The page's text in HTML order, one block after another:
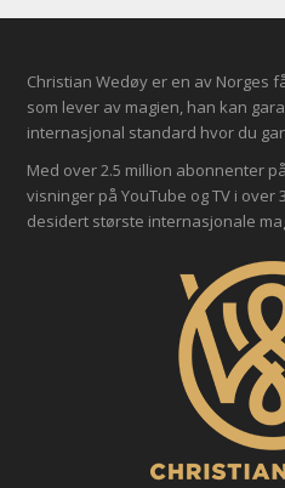
Christian Wedøy er en av Norges
som lever av magien, han kan
internasjonal standard hvor du
Med over 2.5 million abonnenter
visninger på YouTube og TV i over
desidert største internasjonale